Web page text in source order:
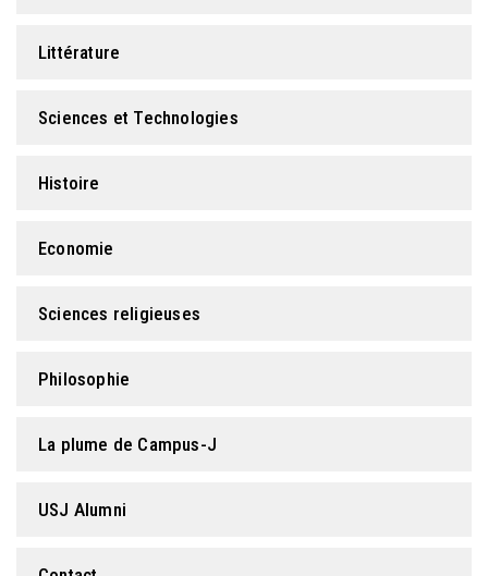
Littérature
Sciences et Technologies
Histoire
Economie
Sciences religieuses
Philosophie
La plume de Campus-J
USJ Alumni